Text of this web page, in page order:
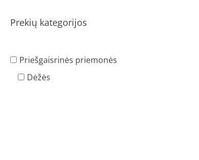
Prekių kategorijos
Priešgaisrinės priemonės
Dėžės